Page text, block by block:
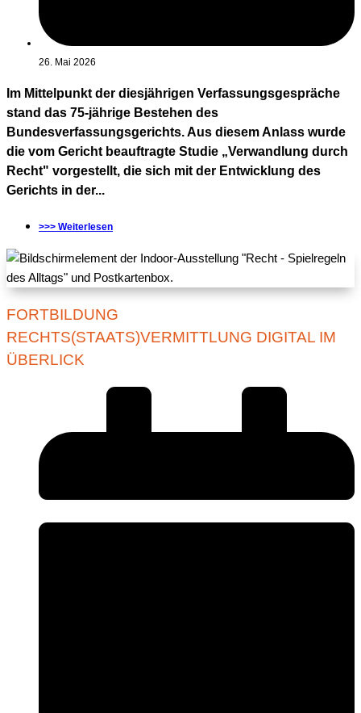
26. Mai 2026
Im Mittelpunkt der diesjährigen Verfassungsgespräche
stand das 75-jährige Bestehen des
Bundesverfassungsgerichts. Aus diesem Anlass wurde
die vom Gericht beauftragte Studie „Verwandlung durch
Recht" vorgestellt, die sich mit der Entwicklung des
Gerichts in der...
>>> Weiterlesen
FORTBILDUNG
RECHTS(STAATS)VERMITTLUNG DIGITAL IM
ÜBERLICK